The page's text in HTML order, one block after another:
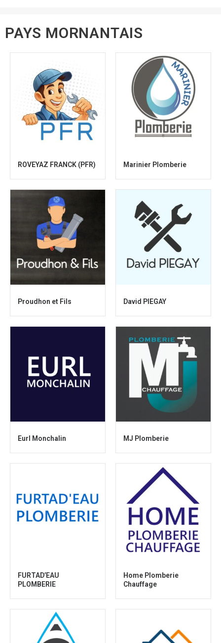
PAYS MORNANTAIS
ROVEYAZ FRANCK (PFR) Marinier Plomberie
Proudhon et Fils David PIEGAY
Eurl Monchalin MJ Plomberie
FURTAD’EAU
PLOMBERIE
Home Plomberie
Chauffage